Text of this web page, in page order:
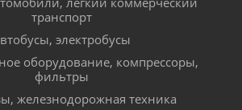
транспорт
электробусы
оборудование, компрессоры,
фильтры
железнодорожная техника